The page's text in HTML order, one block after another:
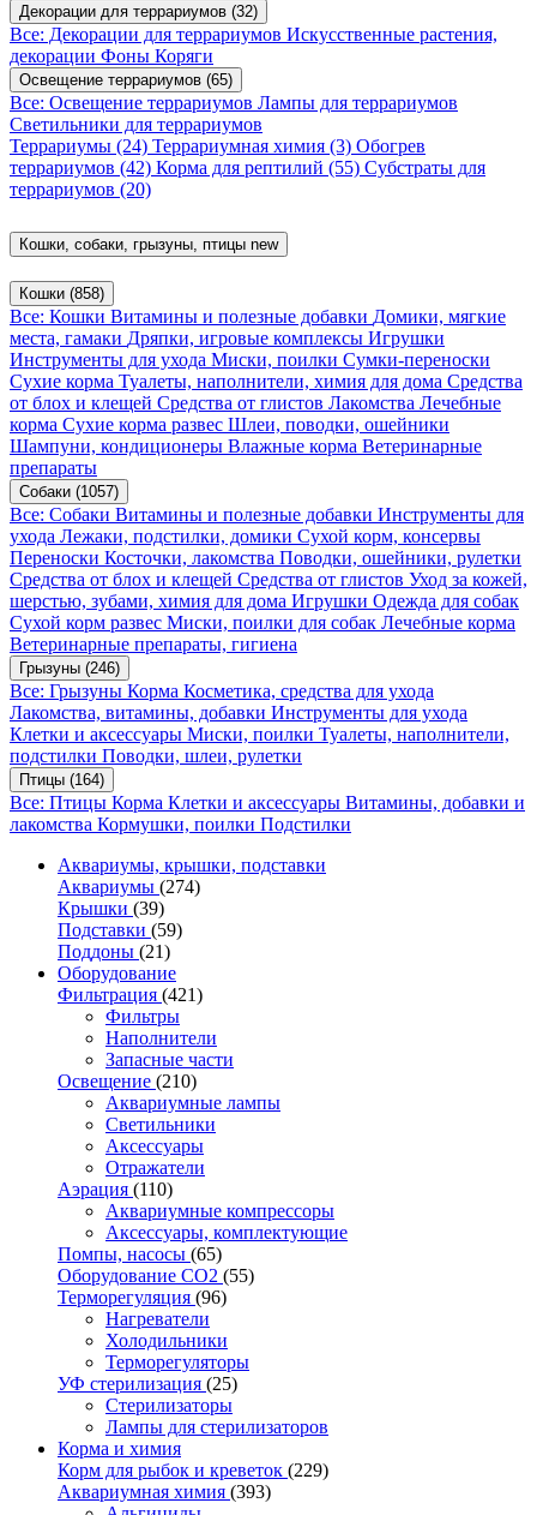
Декорации для террариумов (32)
Все: Декорации для террариумов Искусственные растения,
декорации Фоны Коряги
Освещение террариумов (65)
Все: Освещение террариумов Лампы для террариумов
Светильники для террариумов
Террариумы (24) Террариумная химия (3) Обогрев
террариумов (42) Корма для рептилий (55) Субстраты для
террариумов (20)
Кошки, собаки, грызуны, птицы new
Кошки (858)
Все: Кошки Витамины и полезные добавки Домики, мягкие
места, гамаки Дряпки, игровые комплексы Игрушки
Инструменты для ухода Миски, поилки Сумки-переноски
Сухие корма Туалеты, наполнители, химия для дома Средства
от блох и клещей Средства от глистов Лакомства Лечебные
корма Сухие корма развес Шлеи, поводки, ошейники
Шампуни, кондиционеры Влажные корма Ветеринарные
препараты
Собаки (1057)
Все: Собаки Витамины и полезные добавки Инструменты для
ухода Лежаки, подстилки, домики Сухой корм, консервы
Переноски Косточки, лакомства Поводки, ошейники, рулетки
Средства от блох и клещей Средства от глистов Уход за кожей,
шерстью, зубами, химия для дома Игрушки Одежда для собак
Сухой корм развес Миски, поилки для собак Лечебные корма
Ветеринарные препараты, гигиена
Грызуны (246)
Все: Грызуны Корма Косметика, средства для ухода
Лакомства, витамины, добавки Инструменты для ухода
Клетки и аксессуары Миски, поилки Туалеты, наполнители,
подстилки Поводки, шлеи, рулетки
Птицы (164)
Все: Птицы Корма Клетки и аксессуары Витамины, добавки и
лакомства Кормушки, поилки Подстилки
Аквариумы, крышки, подставки
Аквариумы (274)
Крышки (39)
Подставки (59)
Поддоны (21)
Оборудование
Фильтрация (421)
Фильтры
Наполнители
Запасные части
Освещение (210)
Аквариумные лампы
Светильники
Аксессуары
Отражатели
Аэрация (110)
Аквариумные компрессоры
Аксессуары, комплектующие
Помпы, насосы (65)
Оборудование CO2 (55)
Терморегуляция (96)
Нагреватели
Холодильники
Терморегуляторы
УФ стерилизация (25)
Стерилизаторы
Лампы для стерилизаторов
Корма и химия
Корм для рыбок и креветок (229)
Аквариумная химия (393)